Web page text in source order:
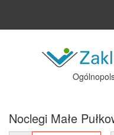
Noclegi Małe